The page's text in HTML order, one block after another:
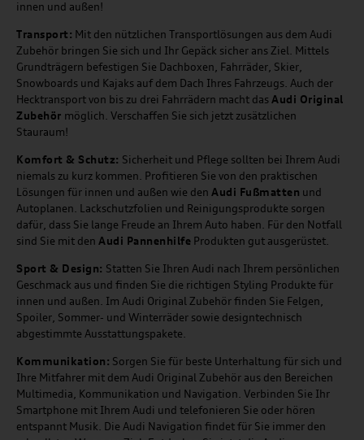
innen und außen!
Transport: Mit den nützlichen Transportlösungen aus dem Audi
Zubehör bringen Sie sich und Ihr Gepäck sicher ans Ziel. Mittels
Grundträgern befestigen Sie Dachboxen, Fahrräder, Skier,
Snowboards und Kajaks auf dem Dach Ihres Fahrzeugs. Auch der
Hecktransport von bis zu drei Fahrrädern macht dasAudi Original
Zubehör möglich. Verschaffen Sie sich jetzt zusätzlichen
Stauraum!
Komfort & Schutz: Sicherheit und Pflege sollten bei Ihrem Audi
niemals zu kurz kommen. Profitieren Sie von den praktischen
Lösungen für innen und außen wie den Audi Fußmatten und
Autoplanen. Lackschutzfolien und Reinigungsprodukte sorgen
dafür, dass Sie lange Freude an Ihrem Auto haben. Für den Notfall
sind Sie mit den Audi Pannenhilfe Produkten gut ausgerüstet.
Sport & Design: Statten Sie Ihren Audi nach Ihrem persönlichen
Geschmack aus und finden Sie die richtigen Styling Produkte für
innen und außen. Im Audi Original Zubehör finden Sie Felgen,
Spoiler, Sommer- und Winterräder sowie designtechnisch
abgestimmte Ausstattungspakete.
Kommunikation: Sorgen Sie für beste Unterhaltung für sich und
Ihre Mitfahrer mit dem Audi Original Zubehör aus den Bereichen
Multimedia, Kommunikation und Navigation. Verbinden Sie Ihr
Smartphone mit Ihrem Audi und telefonieren Sie oder hören
entspannt Musik. Die Audi Navigation findet für Sie immer den